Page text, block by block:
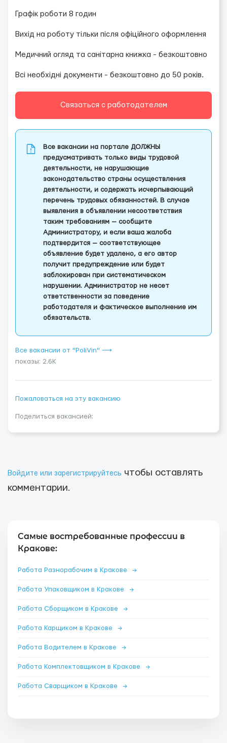
Графік роботи 8 годин
Вихід на роботу тільки після офіційного оформлення
Медичний огляд та санітарна книжка - безкоштовно
Всі необхідні документи - безкоштовно до 50 років.
Связаться с работодателем
Все вакансии на портале ДОЛЖНЫ
предусматривать только виды трудовой
деятельности, не нарушающие
законодательство страны осуществления
деятельности, и содержать исчерпывающий
перечень трудовых обязанностей. В случае
выявления в объявлении несоответствия
таким требованиям — сообщите
Администратору, и если ваша жалоба
подтвердится — соответствующее
объявление будет удалено, а его автор
получит предупреждение или будет
заблокирован при систематическом
нарушении. Администратор не несет
ответственности за поведение
работодателя и фактическое выполнение им
обязательств.
Все вакансии от "PoliVin" ⟶
показы: 2.6K
Пожаловаться на эту вакансию
Поделиться вакансией:
Войдите или зарегистрируйтесь чтобы оставлять
комментарии.
Самые востребованные профессии в
Кракове:
Работа Разнорабочим в Кракове →
Работа Упаковщиком в Кракове →
Работа Сборщиком в Кракове →
Работа Карщиком в Кракове →
Работа Водителем в Кракове →
Работа Комплектовщиком в Кракове →
Работа Сварщиком в Кракове →